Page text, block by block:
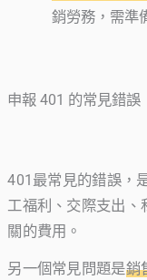
銷勞務，需準
申報 401 的常見錯誤
401最常見的錯誤，
工福利、交際支出、
關的費用。
另一個常見問題是銷